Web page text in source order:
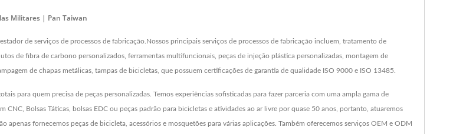
Militares | Pan Taiwan
de serviços de processos de fabricação.Nossos principais serviços de processos de fabricação incluem, tratamento de
de fibra de carbono personalizados, ferramentas multifuncionais, peças de injeção plástica personalizadas, montagem de
de chapas metálicas, tampas de bicicletas, que possuem certificações de garantia de qualidade ISO 9000 e ISO 13485.
para quem precisa de peças personalizadas. Temos experiências sofisticadas para fazer parceria com uma ampla gama de
CNC, Bolsas Táticas, bolsas EDC ou peças padrão para bicicletas e atividades ao ar livre por quase 50 anos, portanto, atuaremos
fornecemos peças de bicicleta, acessórios e mosquetões para várias aplicações. Também oferecemos serviços OEM e ODM